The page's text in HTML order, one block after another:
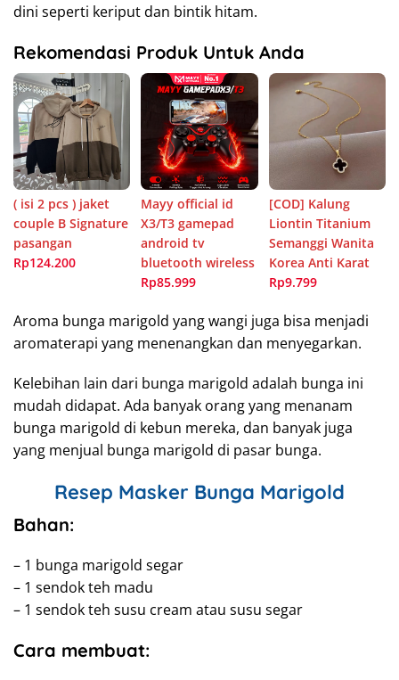
dini seperti keriput dan bintik hitam.
Rekomendasi Produk Untuk Anda
( isi 2 pcs ) jaket
couple B Signature
pasangan
Rp124.200
Mayy official id
X3/T3 gamepad
android tv
bluetooth wireless
Rp85.999
[COD] Kalung
Liontin Titanium
Semanggi Wanita
Korea Anti Karat
Rp9.799
Aroma bunga marigold yang wangi juga bisa menjadi
aromaterapi yang menenangkan dan menyegarkan.
Kelebihan lain dari bunga marigold adalah bunga ini
mudah didapat. Ada banyak orang yang menanam
bunga marigold di kebun mereka, dan banyak juga
yang menjual bunga marigold di pasar bunga.
Resep Masker Bunga Marigold
Bahan:
– 1 bunga marigold segar
– 1 sendok teh madu
– 1 sendok teh susu cream atau susu segar
Cara membuat: